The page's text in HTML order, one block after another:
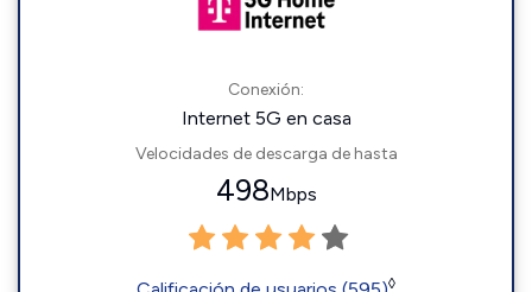
Conexión:
Internet 5G en casa
Velocidades de descarga de hasta
498Mbps
◊